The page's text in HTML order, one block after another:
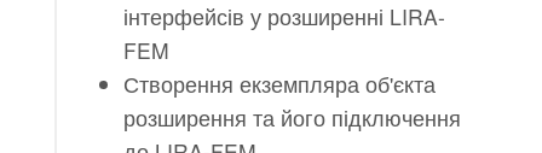
інтерфейсів у розширенні LIRA-
FEM
Створення екземпляра об'єкта
розширення та його підключення